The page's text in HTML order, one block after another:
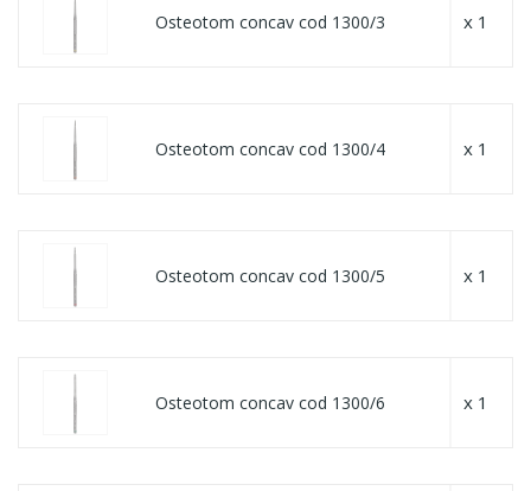
Osteotom concav cod 1300/3 x 1
Osteotom concav cod 1300/4 x 1
Osteotom concav cod 1300/5 x 1
Osteotom concav cod 1300/6 x 1